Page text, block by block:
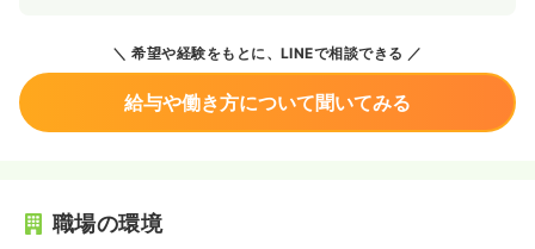
希望や経験をもとに、LINEで相談できる
給与や働き方について聞いてみる
職場の環境